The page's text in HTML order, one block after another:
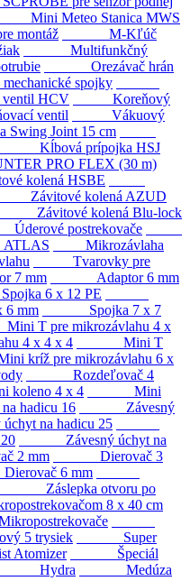
Meteo Stanica MWS
montáž
M-Kľúč
Multifunkčný
Orezávač hrán
spojky
HCV
Koreňový
ventil
Vákuový
Joint 15 cm
Kĺbová prípojka HSJ
PRO FLEX (30 m)
kolená HSBE
kolená AZUD
Závitové kolená Blu-lock
postrekovače
Mikrozávlaha
Tvarovky pre
7 mm
Adaptor 6 mm
6 x 12 PE
mm
Spojka 7 x 7
T pre mikrozávlahu 4 x
4 x 4 x 4
Mini T
pre mikrozávlahu 6 x
Rozdeľovač 4
4 x 4
Mini
hadicu 16
Závesný
na hadicu 25
Závesný úchyt na
mm
Dierovač 3
6 mm
Záslepka otvoru po
8 x 40 cm
trysiek
Super
Špeciál
Hydra
Medúza